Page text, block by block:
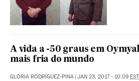
A vida a -50 graus em
mais fria do mundo
GLORIA RODRÍGUEZ-PINA JAN 23, 2017 - 10:09 EST